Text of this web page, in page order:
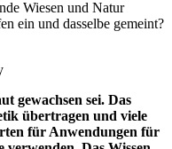
Wiesen und Natur
ein und dasselbe gemeint?
gewachsen sei. Das
übertragen und viele
für Anwendungen für